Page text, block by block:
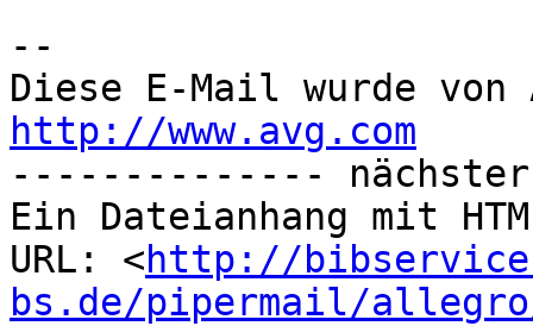
--
http://www.avg.com
--------------
Ein Dateianhang mit
URL: <http://
bs.de/pipermail/allegro/